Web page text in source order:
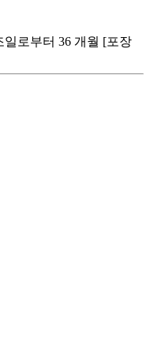
로부터 36 개월 [포장